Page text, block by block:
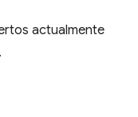
actualmente